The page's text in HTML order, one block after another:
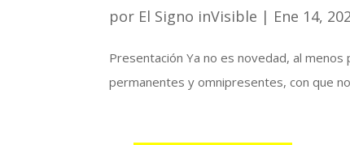
por El Signo inVisible | Ene 14,
Presentación Ya no es novedad, al
permanentes y omnipresentes, con que